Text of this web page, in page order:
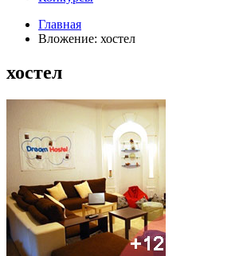
Главная
Вложение: хостел
хостел